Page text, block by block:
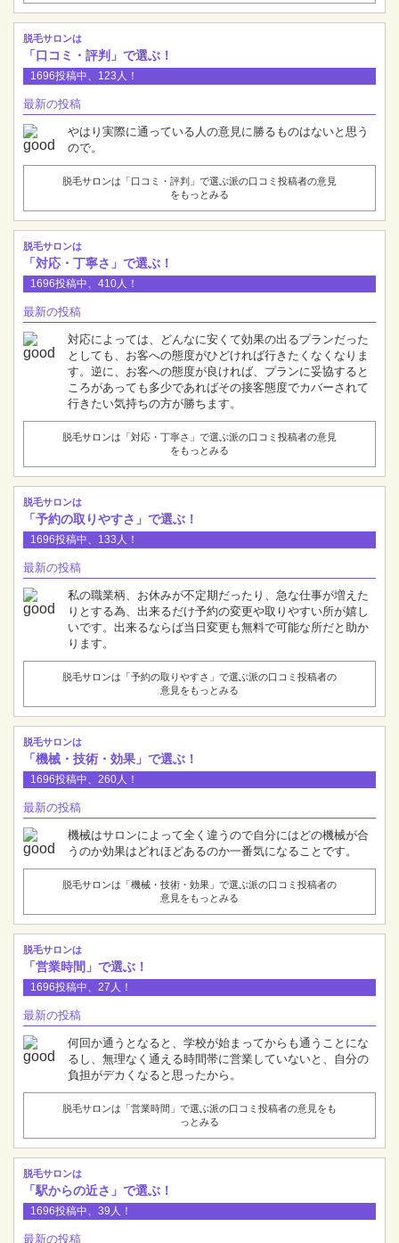
脱毛サロンは
「口コミ・評判」で選ぶ！
1696投稿中、123人！
最新の投稿
やはり実際に通っている人の意見に勝るものはないと思う
ので。
脱毛サロンは「口コミ・評判」で選ぶ派の口コミ投稿者の意見
をもっとみる
脱毛サロンは
「対応・丁寧さ」で選ぶ！
1696投稿中、410人！
最新の投稿
対応によっては、どんなに安くて効果の出るプランだった
としても、お客への態度がひどければ行きたくなくなりま
す。逆に、お客への態度が良ければ、プランに妥協すると
ころがあっても多少であればその接客態度でカバーされて
行きたい気持ちの方が勝ちます。
脱毛サロンは「対応・丁寧さ」で選ぶ派の口コミ投稿者の意見
をもっとみる
脱毛サロンは
「予約の取りやすさ」で選ぶ！
1696投稿中、133人！
最新の投稿
私の職業柄、お休みが不定期だったり、急な仕事が増えた
りとする為、出来るだけ予約の変更や取りやすい所が嬉し
いです。出来るならば当日変更も無料で可能な所だと助か
ります。
脱毛サロンは「予約の取りやすさ」で選ぶ派の口コミ投稿者の
意見をもっとみる
脱毛サロンは
「機械・技術・効果」で選ぶ！
1696投稿中、260人！
最新の投稿
機械はサロンによって全く違うので自分にはどの機械が合
うのか効果はどれほどあるのか一番気になることです。
脱毛サロンは「機械・技術・効果」で選ぶ派の口コミ投稿者の
意見をもっとみる
脱毛サロンは
「営業時間」で選ぶ！
1696投稿中、27人！
最新の投稿
何回か通うとなると、学校が始まってからも通うことにな
るし、無理なく通える時間帯に営業していないと、自分の
負担がデカくなると思ったから。
脱毛サロンは「営業時間」で選ぶ派の口コミ投稿者の意見をも
っとみる
脱毛サロンは
「駅からの近さ」で選ぶ！
1696投稿中、39人！
最新の投稿